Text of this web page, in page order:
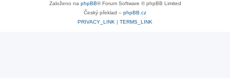
Založeno na phpBB® Forum Software © phpBB Limited
Český překlad – phpBB.cz
PRIVACY_LINK | TERMS_LINK